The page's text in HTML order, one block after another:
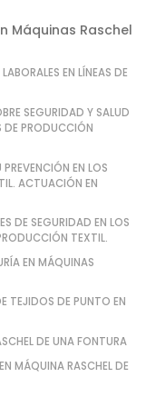
Máquinas Raschel
EN LÍNEAS DE
SEGURIDAD Y SALUD
DE PRODUCCIÓN
EN LOS
ACTUACIÓN EN
DE SEGURIDAD EN LOS
TEXTIL.
EN MÁQUINAS
TEJIDOS DE PUNTO EN
DE UNA FONTURA
MÁQUINA RASCHEL DE